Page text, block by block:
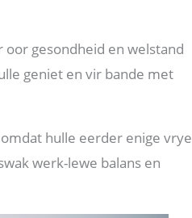
gesondheid en welstand
geniet en vir bande met
hulle eerder enige vrye
werk-lewe balans en